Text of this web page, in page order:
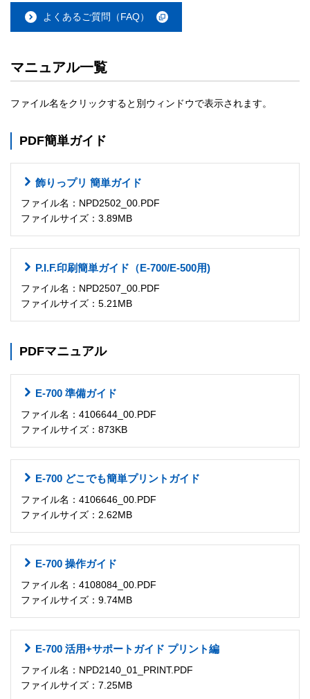
よくあるご質問（FAQ）
マニュアル一覧
ファイル名をクリックすると別ウィンドウで表示されます。
PDF簡単ガイド
飾りっプリ 簡単ガイド
ファイル名：NPD2502_00.PDF
ファイルサイズ：3.89MB
P.I.F.印刷簡単ガイド（E-700/E-500用)
ファイル名：NPD2507_00.PDF
ファイルサイズ：5.21MB
PDFマニュアル
E-700 準備ガイド
ファイル名：4106644_00.PDF
ファイルサイズ：873KB
E-700 どこでも簡単プリントガイド
ファイル名：4106646_00.PDF
ファイルサイズ：2.62MB
E-700 操作ガイド
ファイル名：4108084_00.PDF
ファイルサイズ：9.74MB
E-700 活用+サポートガイド プリント編
ファイル名：NPD2140_01_PRINT.PDF
ファイルサイズ：7.25MB